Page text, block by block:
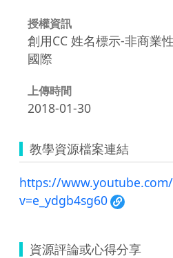
授權資訊
創用CC 姓名標示-非商業
國際
上傳時間
2018-01-30
教學資源檔案連結
https://
v=e_ydgb4sg60
資源評論或心得分享